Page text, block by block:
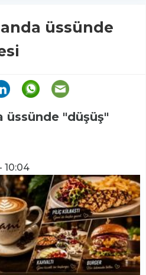
üssünde
üssünde "düşüş"
10:04